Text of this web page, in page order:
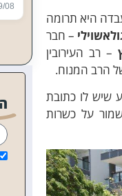
היא תרומה
– חבר
– רב העירובין
הרב המנוח.
שיש לו כתובת
על כשרות
05:31